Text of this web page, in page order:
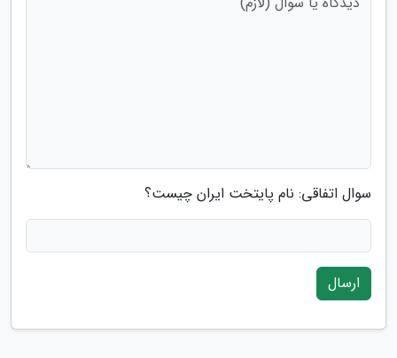
سوال اتفاقی: نام پایتخت ایران چیست؟
ارسال